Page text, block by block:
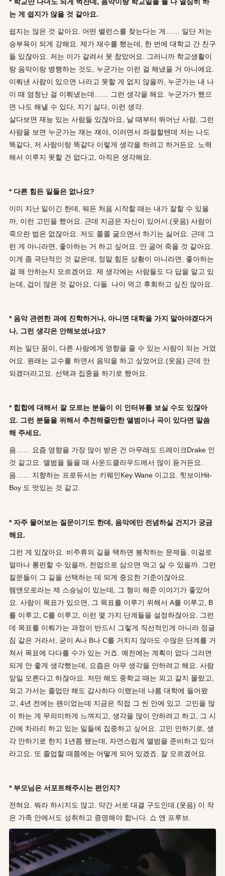
는 게 쉽지가 않을 것 같아요.
쉽지는 않은 것 같아요. 어떤 밸런스를 찾는다는 게…… 일단 저는
승부욕이 되게 강해요. 제가 재수를 했는데, 한 번에 대학교 간 친구
들 있잖아요. 저는 이가 갈려서 못 참았어요. 그러니까 학교생활이
랑 음악이랑 병행하는 것도, 누군가는 이런 걸 해냈을 거 아니에요.
이뤄낸 사람이 있으면 나라고 못할 게 없지 않을까, 누군가는 내 나
이 때 엄청난 걸 이뤄냈는데…… 그런 생각을 해요. 누군가가 했으
면 나도 해낼 수 있다, 지기 싫다, 이런 생각.
살다보면 재능 있는 사람들 있잖아요, 날 때부터 뛰어난 사람, 그런
사람을 보면 누군가는 쟤는 쟤야, 이러면서 좌절할텐데 저는 나도
똑같다, 저 사람이랑 똑같다 이렇게 생각을 하려고 하거든요. 노력
해서 이루지 못할 건 없다고, 아직은 생각해요.
* 다른 힘든 일들은 없나요?
이미 지난 일이긴 한데, 뭐든 처음 시작할 때는 내가 잘할 수 있을
까, 이런 고민을 했어요. 근데 지금은 자신이 있어서.(웃음) 사람이
죽으란 법은 없잖아요. 저도 쫄쫄 굶으면서 하기는 싫어요. 근데 그
런 게 아니라면, 좋아하는 거 하고 싶어요. 안 굶어 죽을 것 같아요.
이게 좀 극단적인 것 같은데, 정말 힘든 상황이 아니라면, 좋아하는
걸 왜 안하는지 모르겠어요. 제 생각에는 사람들도 다 답을 알고 있
는데, 겁이 많은 것 같아요, 다들. 나이 먹고 후회하고 싶진 않아요.
* 음악 관련한 과에 진학하거나, 아니면 대학을 가지 말아야겠다거
나, 그런 생각은 안해보셨나요?
저는 일단 꿈이, 다른 사람에게 영향을 줄 수 있는 사람이 되는 거였
어요. 원래는 교수를 하면서 음악을 하고 싶었어요.(웃음) 근데 안
되겠더라고요. 선택과 집중을 하기로 했어요.
* 힙합에 대해서 잘 모르는 분들이 이 인터뷰를 보실 수도 있잖아
요. 그런 분들을 위해서 추천해줄만한 앨범이나 곡이 있다면 말씀
해 주세요.
음…… 요즘 영향을 가장 많이 받은 건 아무래도 드레이크Drake 인
것 같고요. 앨범을 들을 때 사운드클라우드에서 많이 듣거든요.
음…… 지향하는 프로듀서는 키웨인Key Wane 이고요. 힛보이Hit-
Boy 도 멋있는 것 같고.
* 자주 물어보는 질문이기도 한데, 음악에만 전념하실 건지가 궁금
해요.
그런 게 있잖아요. 비주류의 길을 택하면 봉착하는 문제들. 이걸로
얼마나 롱런할 수 있을까, 전업으로 삼으면 먹고 살 수 있을까. 그런
질문들이 그 길을 선택하는 데 되게 중요한 기준이잖아요.
렘앤모로라는 제 스승님이 있는데, 그 형이 해준 이야기가 좋았어
요. 사람이 목표가 있으면, 그 목표를 이루기 위해서 A를 이루고, B
를 이루고, C를 이루고, 이런 몇 가지 단계들을 설정하잖아요. 그런
데 목표를 이뤄가는 과정이 반드시 그렇게 직선적인게 아니라 정글
짐 같은 거라서, 굳이 A나 B나 C를 거치지 않아도 수많은 단계를 거
쳐서 목표에 다다를 수가 있는 거죠. 예전에는 계획이 없다 그러면
되게 안 좋게 생각했는데, 요즘은 아무 생각을 안하려고 해요. 사람
앞일 모른다고 하잖아요. 저만 해도 중학교 때는 외고 갈지 몰랐고,
외고 가서는 졸업만 해도 감사하다 이랬는데 나름 대학에 들어왔
고, 4년 전에는 팬이었는데 지금은 직접 그 씬 안에 있고. 고민을 많
이 하는 게 무의미하게 느껴지고, 생각을 많이 안하려고 하고, 그 시
간에 차라리 하고 있는 일들에 집중하고 싶어요. 고민 안하기로, 생
각 안하기로 한지 1년쯤 됐는데, 자연스럽게 앨범을 준비하고 있더
라고요. 또 졸업할 때쯤에는 어떻게 되어 있겠죠. 잘 모르겠어요.
* 부모님은 서포트해주시는 편인지?
전혀요. 뭐라 하시지도 않고. 약간 서로 대결 구도인데.(웃음) 이 작
은 가족 안에서도 성취하고 증명해야 합니다. 쇼 앤 프루브.